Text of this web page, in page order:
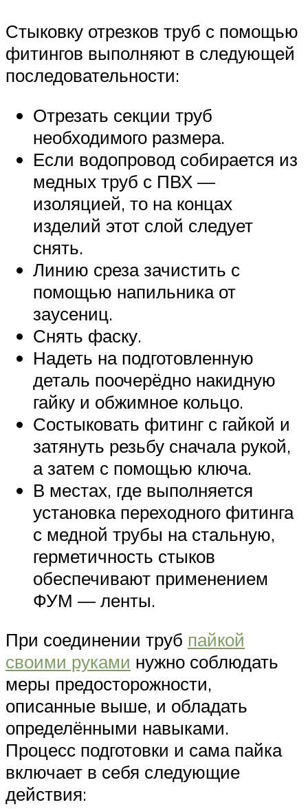
Стыковку отрезков труб с помощью
фитингов выполняют в следующей
последовательности:
Отрезать секции труб
необходимого размера.
Если водопровод собирается из
медных труб с ПВХ —
изоляцией, то на концах
изделий этот слой следует
снять.
Линию среза зачистить с
помощью напильника от
заусениц.
Снять фаску.
Надеть на подготовленную
деталь поочерёдно накидную
гайку и обжимное кольцо.
Состыковать фитинг с гайкой и
затянуть резьбу сначала рукой,
а затем с помощью ключа.
В местах, где выполняется
установка переходного фитинга
с медной трубы на стальную,
герметичность стыков
обеспечивают применением
ФУМ — ленты.
При соединении труб пайкой
своими руками нужно соблюдать
меры предосторожности,
описанные выше, и обладать
определёнными навыками.
Процесс подготовки и сама пайка
включает в себя следующие
действия: